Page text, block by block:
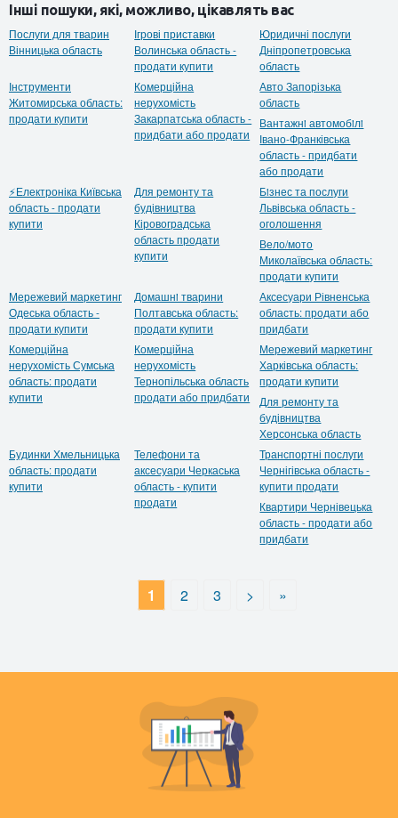
Інші пошуки, які, можливо, цікавлять вас
Послуги для тварин
Вінницька область
Ігрові приставки
Волинська область -
продати купити
Юридичні послуги
Дніпропетровська
область
Інструменти
Житомирська область:
продати купити
Комерційна
нерухомість
Закарпатська область -
придбати або продати
Авто Запорізька
область
Вантажнi автомобiлi
Івано-Франківська
область - придбати
або продати
⚡Електроніка Київська
область - продати
купити
Для ремонту та
будівництва
Кіровоградська
область продати
купити
Бiзнес та послуги
Львівська область -
оголошення
Вело/мото
Миколаївська область:
продати купити
Мережевий маркетинг
Одеська область -
продати купити
Домашнi тварини
Полтавська область:
продати купити
Аксесуари Рівненська
область: продати або
придбати
Комерційна
нерухомість Сумська
область: продати
купити
Комерційна
нерухомість
Тернопільська область
продати або придбати
Мережевий маркетинг
Харківська область:
продати купити
Для ремонту та
будівництва
Херсонська область
Будинки Хмельницька
область: продати
купити
Телефони та
аксесуари Черкаська
область - купити
продати
Транспортні послуги
Чернігівська область -
купити продати
Квартири Чернівецька
область - продати або
придбати
1 2 3 > »